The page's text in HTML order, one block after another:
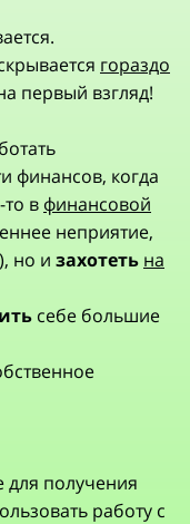
гораздо
первый взгляд!
финансов, когда
в финансовой
неприятие,
но и захотеть на
себе большие
для получения
работу с